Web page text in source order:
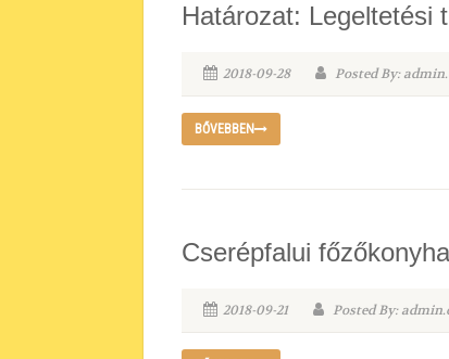
Határozat: Legeltetési
2018-09-28 Posted By:
BŐVEBBEN
Cserépfalui
2018-09-21 Posted By: